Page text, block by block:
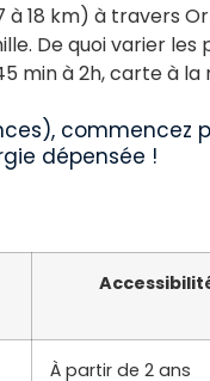
à 18 km) à travers
De quoi varier les
min à 2h, carte à la
commencez
dépensée !
À partir de 2 ans